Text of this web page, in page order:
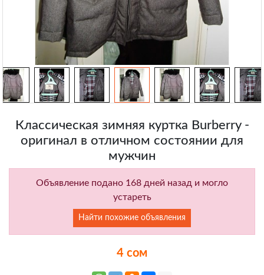
Классическая зимняя куртка Burberry -
оригинал в отличном состоянии для
мужчин
Объявление подано 168 дней назад и могло
устареть
Найти похожие объявления
4 сом